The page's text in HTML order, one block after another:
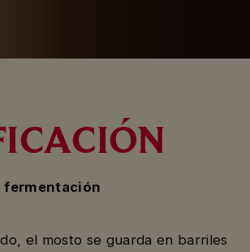
fermentación
el mosto se guarda en barriles